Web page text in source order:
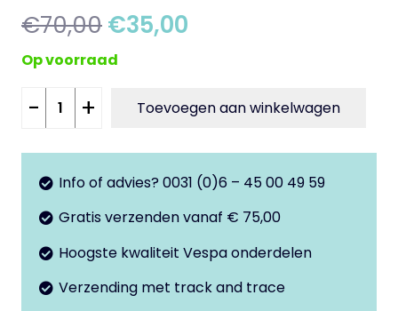
€70,00Oorspronkelijke
prijs
was:
€70,00.
€35,00
€35,00.
Op voorraad
Originele
Koppeling
GTS
aantal
- + Toevoegen aan winkelwagen
Info of advies? 0031 (0)6 – 45 00 49 59
Gratis verzenden vanaf € 75,00
Hoogste kwaliteit Vespa onderdelen
Verzending met track and trace